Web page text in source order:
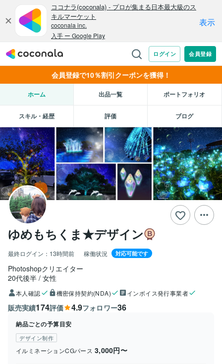
会員登録で10％割引クーポンを獲得！
ホーム 出品一覧 ポートフォリオ
スキル・経歴 評価 ブログ
ゆめもちくま★デザイン
最終ログイン： 13時間前 稼働状況 対応可能です
Photoshopクリエイター
20代後半 女性
本人確認 機密保持契約(NDA) インボイス発行事業者
販売実績174評価 4.9フォロワー36
納品ごとの予算目安
デザイン制作
イルミネーションCGパース 3,000円〜